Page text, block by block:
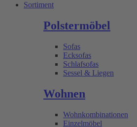
Sortiment
Polstermöbel
Sofas
Ecksofas
Schlafsofas
Sessel & Liegen
Wohnen
Wohnkombinationen
Einzelmöbel